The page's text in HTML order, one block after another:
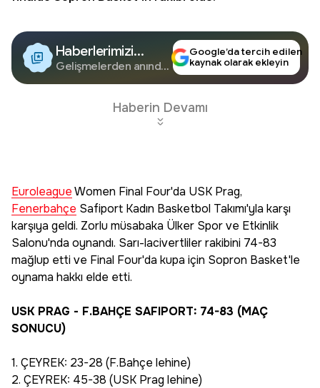
Haberlerimizi
Google'da Takip
Edin
Gelişmelerden anında
Google’da tercih edilen
kaynak olarak ekleyin
Haberin Devamı
EuroleagueWomen Final Four'da USK Prag,
Fenerbahçe Safiport Kadın Basketbol Takımı'yla karşı
karşıya geldi. Zorlu müsabaka Ülker Spor ve Etkinlik
Salonu'nda oynandı. Sarı-lacivertliler rakibini 74-83
mağlup etti ve Final Four'da kupa için Sopron Basket'le
oynama hakkı elde etti.
USK PRAG - F.BAHÇE SAFIPORT: 74-83 (MAÇ
SONUCU)
1. ÇEYREK: 23-28 (F.Bahçe lehine)
2. ÇEYREK: 45-38 (USK Prag lehine)